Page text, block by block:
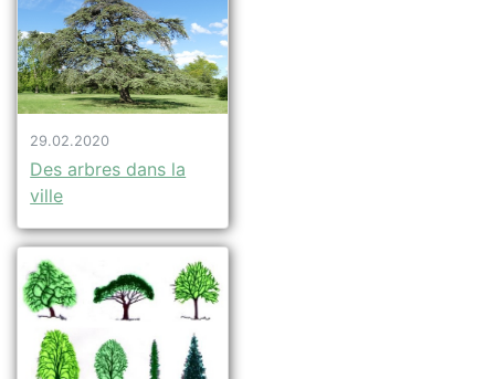
29.02.2020
Des arbres dans la
ville